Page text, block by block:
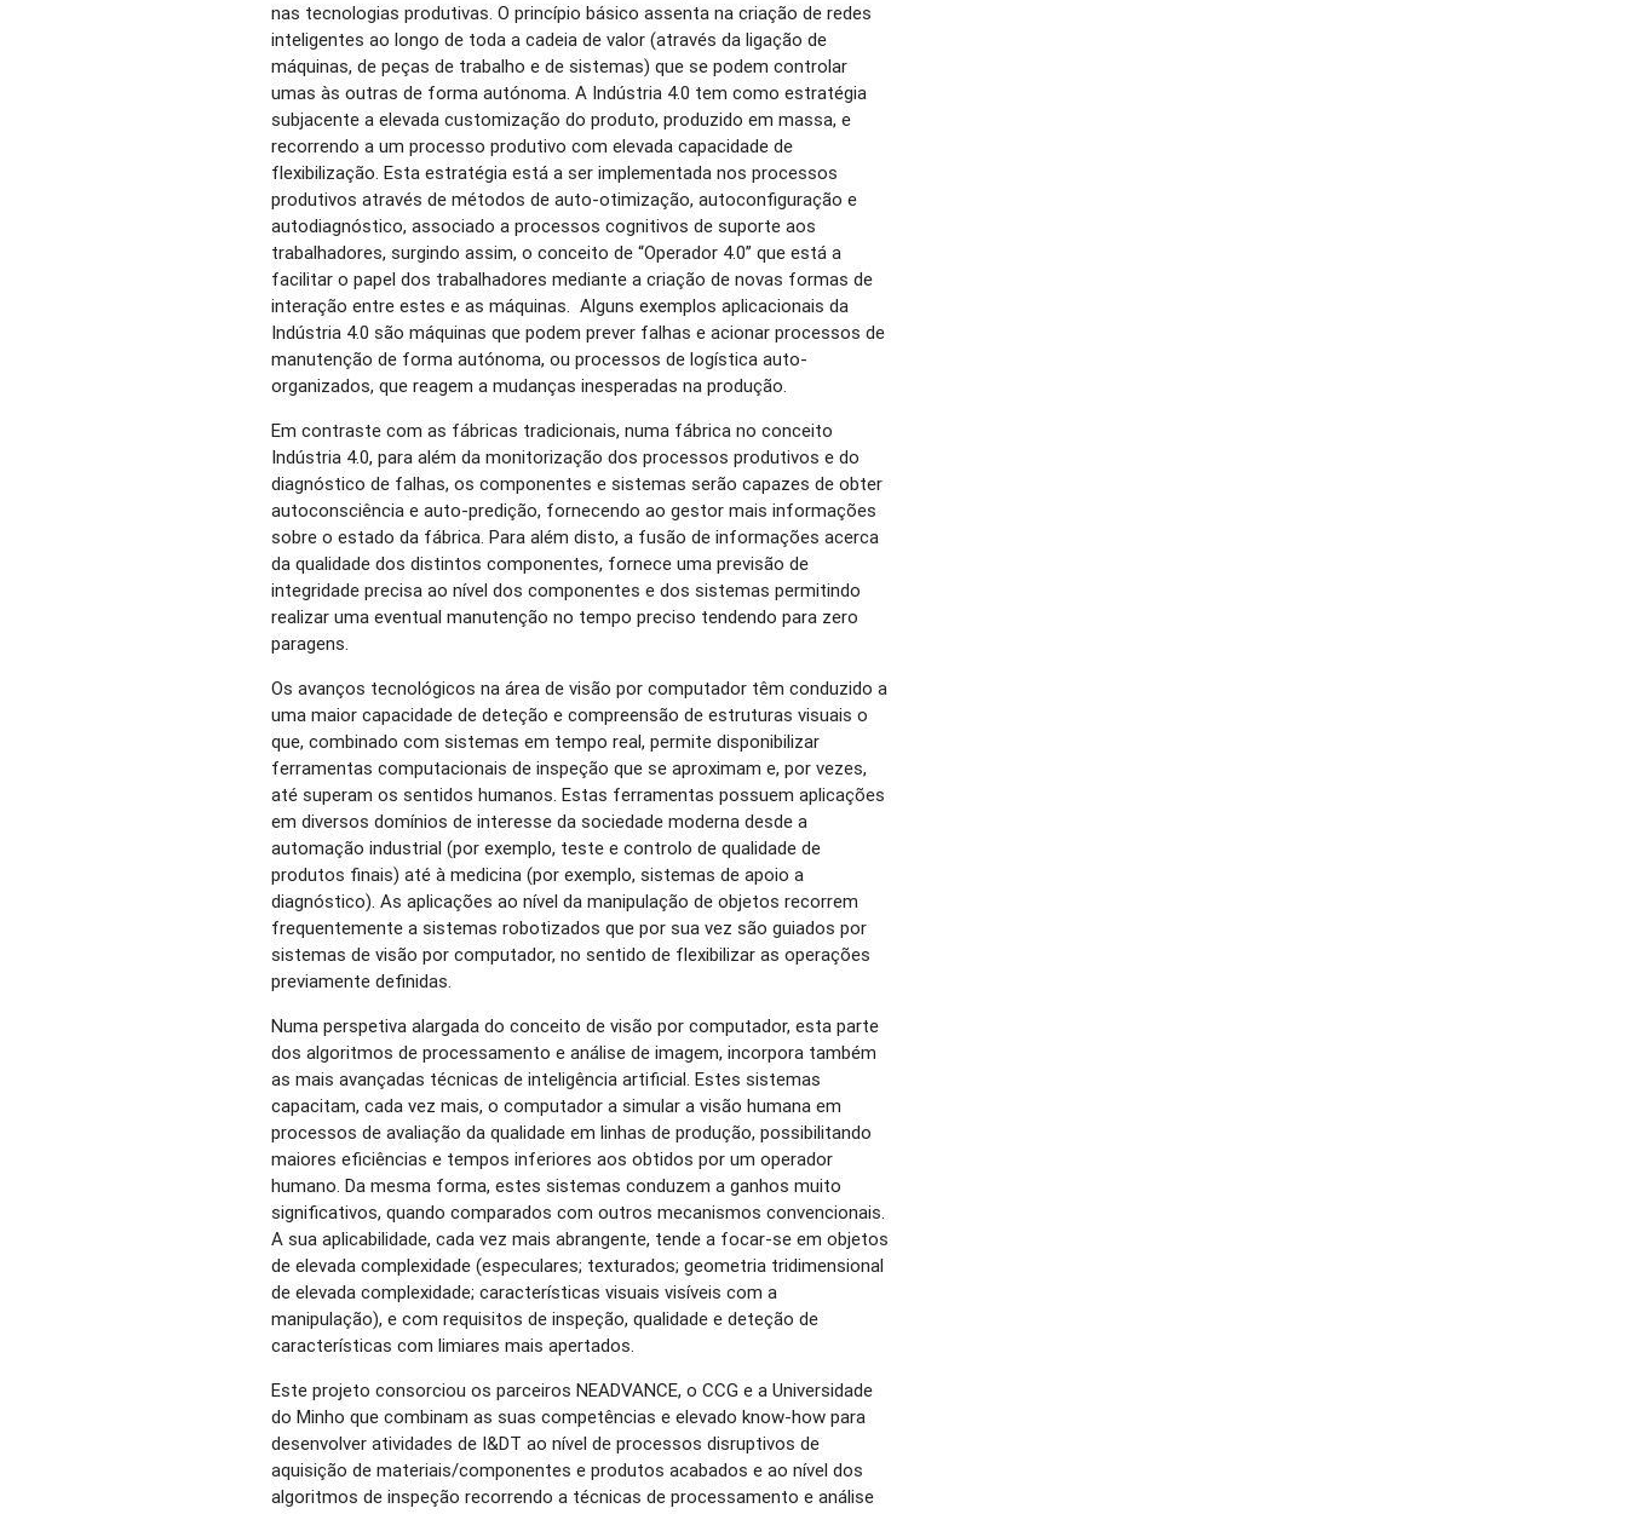
nas tecnologias produtivas. O princípio básico assenta na criação de redes
inteligentes ao longo de toda a cadeia de valor (através da ligação de
máquinas, de peças de trabalho e de sistemas) que se podem controlar
umas às outras de forma autónoma. A Indústria 4.0 tem como estratégia
subjacente a elevada customização do produto, produzido em massa, e
recorrendo a um processo produtivo com elevada capacidade de
flexibilização. Esta estratégia está a ser implementada nos processos
produtivos através de métodos de auto-otimização, autoconfiguração e
autodiagnóstico, associado a processos cognitivos de suporte aos
trabalhadores, surgindo assim, o conceito de “Operador 4.0” que está a
facilitar o papel dos trabalhadores mediante a criação de novas formas de
interação entre estes e as máquinas. Alguns exemplos aplicacionais da
Indústria 4.0 são máquinas que podem prever falhas e acionar processos de
manutenção de forma autónoma, ou processos de logística auto-
organizados, que reagem a mudanças inesperadas na produção.
Em contraste com as fábricas tradicionais, numa fábrica no conceito
Indústria 4.0, para além da monitorização dos processos produtivos e do
diagnóstico de falhas, os componentes e sistemas serão capazes de obter
autoconsciência e auto-predição, fornecendo ao gestor mais informações
sobre o estado da fábrica. Para além disto, a fusão de informações acerca
da qualidade dos distintos componentes, fornece uma previsão de
integridade precisa ao nível dos componentes e dos sistemas permitindo
realizar uma eventual manutenção no tempo preciso tendendo para zero
paragens.
Os avanços tecnológicos na área de visão por computador têm conduzido a
uma maior capacidade de deteção e compreensão de estruturas visuais o
que, combinado com sistemas em tempo real, permite disponibilizar
ferramentas computacionais de inspeção que se aproximam e, por vezes,
até superam os sentidos humanos. Estas ferramentas possuem aplicações
em diversos domínios de interesse da sociedade moderna desde a
automação industrial (por exemplo, teste e controlo de qualidade de
produtos finais) até à medicina (por exemplo, sistemas de apoio a
diagnóstico). As aplicações ao nível da manipulação de objetos recorrem
frequentemente a sistemas robotizados que por sua vez são guiados por
sistemas de visão por computador, no sentido de flexibilizar as operações
previamente definidas.
Numa perspetiva alargada do conceito de visão por computador, esta parte
dos algoritmos de processamento e análise de imagem, incorpora também
as mais avançadas técnicas de inteligência artificial. Estes sistemas
capacitam, cada vez mais, o computador a simular a visão humana em
processos de avaliação da qualidade em linhas de produção, possibilitando
maiores eficiências e tempos inferiores aos obtidos por um operador
humano. Da mesma forma, estes sistemas conduzem a ganhos muito
significativos, quando comparados com outros mecanismos convencionais.
A sua aplicabilidade, cada vez mais abrangente, tende a focar-se em objetos
de elevada complexidade (especulares; texturados; geometria tridimensional
de elevada complexidade; características visuais visíveis com a
manipulação), e com requisitos de inspeção, qualidade e deteção de
características com limiares mais apertados.
Este projeto consorciou os parceiros NEADVANCE, o CCG e a Universidade
do Minho que combinam as suas competências e elevado know-how para
desenvolver atividades de I&DT ao nível de processos disruptivos de
aquisição de materiais/componentes e produtos acabados e ao nível dos
algoritmos de inspeção recorrendo a técnicas de processamento e análise